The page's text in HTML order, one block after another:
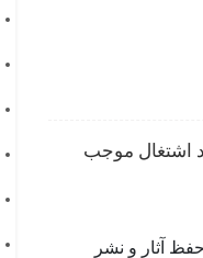
ایجاد اشتغال موجب
آثار و نشر